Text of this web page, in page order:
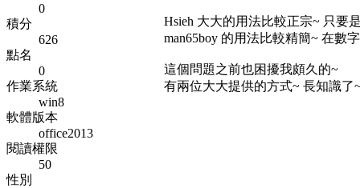
0
積分
626
點名
0
作業系統
win8
軟體版本
office2013
閱讀權限
50
性別
Hsieh 大大的用法比較正宗~ 只要
man65boy 的用法比較精簡~ 在數
這個問題之前也困擾我頗久的~
有兩位大大提供的方式~ 長知識了